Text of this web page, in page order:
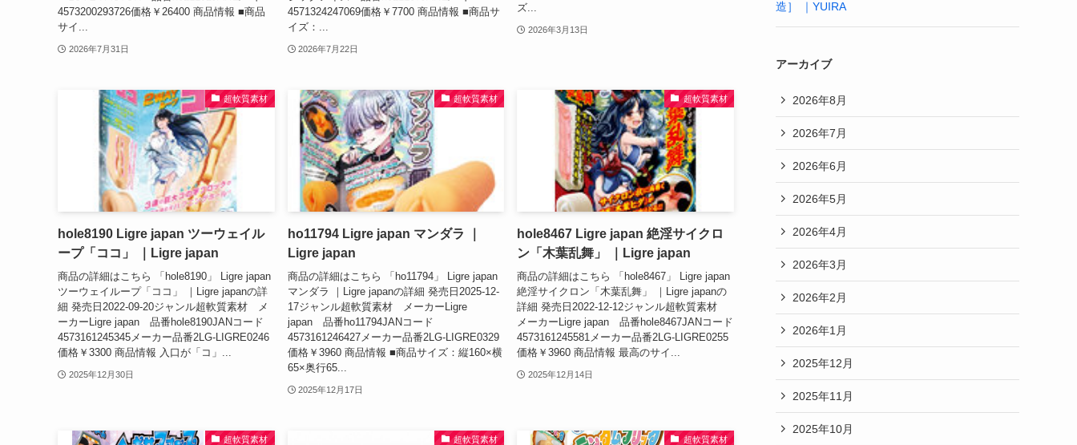
4573200293726価格￥26400 商品情報 ■商品
サイ...
2026年7月31日
4571324247069価格￥7700 商品情報 ■商品サ
イズ：...
2026年7月22日
ズ...
2026年3月13日
超軟質素材
hole8190 Ligre japan ツーウェイル
ープ「ココ」 ｜Ligre japan
商品の詳細はこちら 「hole8190」 Ligre japan
ツーウェイループ「ココ」 ｜Ligre japanの詳
細 発売日2022-09-20ジャンル超軟質素材 メ
ーカーLigre japan 品番hole8190JANコード
4573161245345メーカー品番2LG-LIGRE0246
価格￥3300 商品情報 入口が「コ」...
2025年12月30日
超軟質素材
ho11794 Ligre japan マンダラ ｜
Ligre japan
商品の詳細はこちら 「ho11794」 Ligre japan
マンダラ ｜Ligre japanの詳細 発売日2025-12-
17ジャンル超軟質素材 メーカーLigre
japan 品番ho11794JANコード
4573161246427メーカー品番2LG-LIGRE0329
価格￥3960 商品情報 ■商品サイズ：縦160×横
65×奥行65...
2025年12月17日
超軟質素材
hole8467 Ligre japan 絶淫サイクロ
ン「木葉乱舞」 ｜Ligre japan
商品の詳細はこちら 「hole8467」 Ligre japan
絶淫サイクロン「木葉乱舞」 ｜Ligre japanの
詳細 発売日2022-12-12ジャンル超軟質素材
メーカーLigre japan 品番hole8467JANコード
4573161245581メーカー品番2LG-LIGRE0255
価格￥3960 商品情報 最高のサイ...
2025年12月14日
超軟質素材 超軟質素材 超軟質素材
造］ ｜YUIRA
アーカイブ
2026年8月
2026年7月
2026年6月
2026年5月
2026年4月
2026年3月
2026年2月
2026年1月
2025年12月
2025年11月
2025年10月